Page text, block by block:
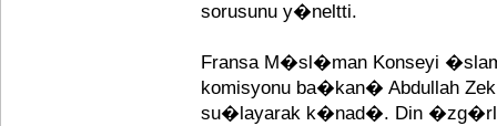
sorusunu y�neltti.
Fransa M�sl�man Konseyi
komisyonu ba�kan� Abdullah
su�layarak k�nad�. Din